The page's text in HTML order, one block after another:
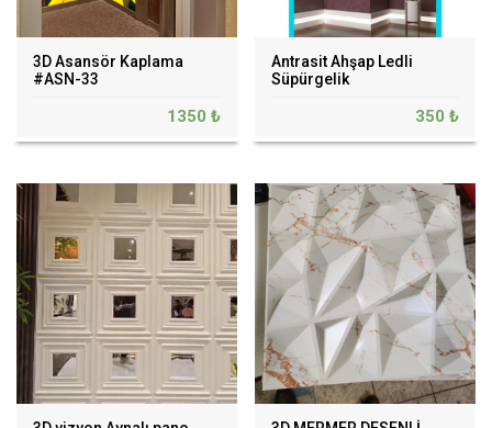
3D Asansör Kaplama
#ASN-33
1350 ₺
Antrasit Ahşap Ledli
Süpürgelik
350 ₺